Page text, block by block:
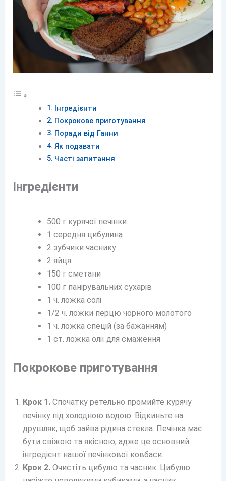
Інгредієнти
Покрокове приготування
Поради від Ганни
Як подавати
Часті запитання
Інгредієнти
500 г курячої печінки
1 середня цибулина
2 зубчики часнику
2 яйця
150 г сметани
100 г панірувальних сухарів
1 ч. ложка солі
1/2 ч. ложки перцю чорного молотого
1 ч. ложка спецій (за бажанням)
1 ст. ложка олії для смаження
Покрокове приготування
Крок 1.Спочатку ретельно промийте курячу
печінку під холодною водою. Відкиньте на
друшляк, щоб зайва рідина стекла. Печінка має
бути свіжою та якісною, адже це основний
інгредієнт нашої печінкової ковбаси.
Крок 2.Очистіть цибулю та часник. Цибулю